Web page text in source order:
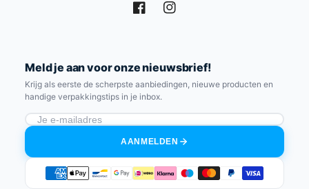
FacebookInstagram
Meld je aan voor onze nieuwsbrief!
Krijg als eerste de scherpste aanbiedingen, nieuwe producten en
handige verpakkingstips in je inbox.
AANMELDEN
Betaalmethoden